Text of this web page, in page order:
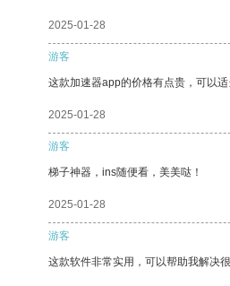
2025-01-28
游客
这款加速器app的价格有点贵，可以
2025-01-28
游客
梯子神器，ins随便看，美美哒！
2025-01-28
游客
这款软件非常实用，可以帮助我解决